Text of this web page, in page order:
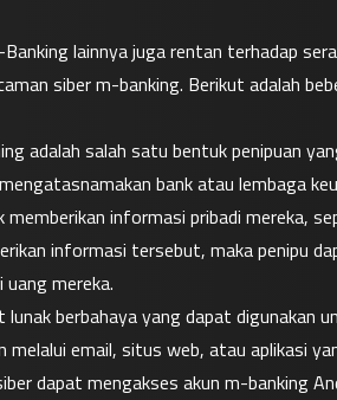
lainnya juga rentan terhadap
siber m-banking. Berikut adalah
adalah salah satu bentuk penipuan
bank atau lembaga
memberikan informasi pribadi mereka,
informasi tersebut, maka penipu
mereka.
lunak berbahaya yang dapat digunakan
email, situs web, atau aplikasi
dapat mengakses akun m-banking